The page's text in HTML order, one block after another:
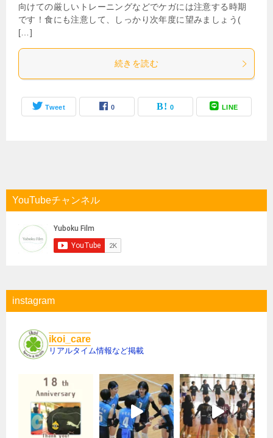
向けての厳しいトレーニングなどでケガには注意する時期
です！食にも注意して、しっかり次年度に望みましょう(
[…]
続きを読む
Tweet 0 0 LINE
YouTubeチャンネル
instagram
ikoi_care
リアルタイム情報など掲載